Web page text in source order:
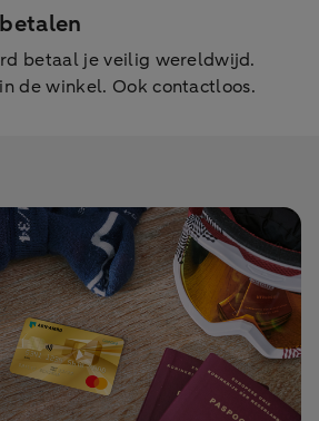
betaal je veilig wereldwijd.
de winkel. Ook contactloos.